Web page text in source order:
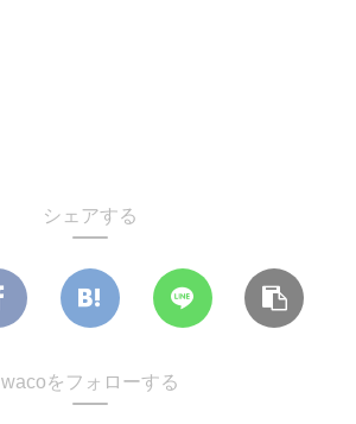
シェアする
wacoをフォローする